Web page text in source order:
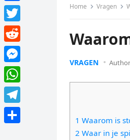
Home Vragen
VRAGEN Author
1 Waarom is
2 Waar in je
F
a
c
e
b
o
o
k
T
w
i
t
t
e
R
e
d
d
M
e
s
s
W
h
a
T